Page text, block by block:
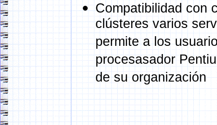
Compatibilidad con
clústeres varios
permite a los
procesasador
de su organización